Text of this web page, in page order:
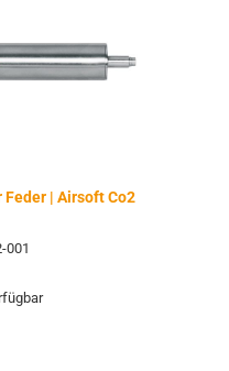
Feder | Airsoft Co2
001